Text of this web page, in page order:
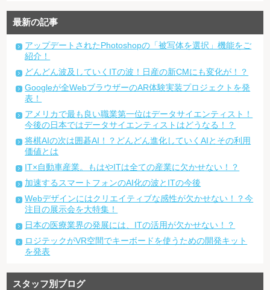
最新の記事
アップデートされたPhotoshopの「被写体を選択」機能をご
紹介！
どんどん波及していくITの波！日産の新CMにも変化が！？
Googleが全WebブラウザーのAR体験実装プロジェクトを発
表！
アメリカで最も良い職業第一位はデータサイエンティスト！
今後の日本ではデータサイエンティストはどうなる！？
将棋AIの次は囲碁AI！？どんどん進化していくAIとその利用
価値とは
IT×自動車産業。もはやITは全ての産業に欠かせない！？
加速するスマートフォンのAI化の波とITの今後
Webデザインにはクリエイティブな感性が欠かせない！？今
注目の展示会を大特集！
日本の医療業界の発展には、ITの活用が欠かせない！？
ロジテックがVR空間でキーボードを使うための開発キット
を発表
スタッフ別ブログ